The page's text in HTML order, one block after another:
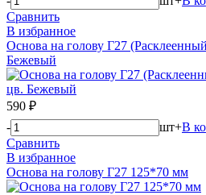
Сравнить
В избранное
Основа на голову Г27
Бежевый
590 ₽
-
шт+В
Сравнить
В избранное
Основа на голову Г27 125*70 мм